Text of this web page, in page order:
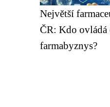
Největší
ČR: Kdo ovládá
farmabyznys?